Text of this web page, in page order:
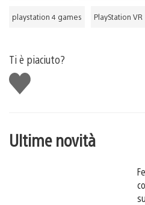
playstation 4 games PlayStation VR
Ti è piaciuto?
Mi
piace
Ultime novità